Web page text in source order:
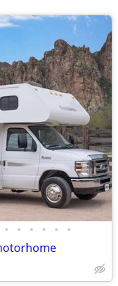
• • • • • •